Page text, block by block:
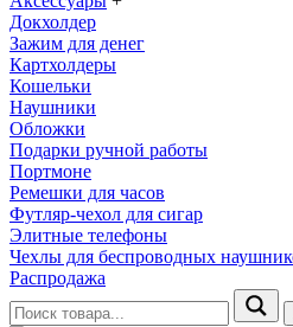
Докхолдер
Зажим для денег
Картхолдеры
Кошельки
Наушники
Обложки
Подарки ручной работы
Портмоне
Ремешки для часов
Футляр-чехол для сигар
Элитные телефоны
Чехлы для беспроводных
Распродажа